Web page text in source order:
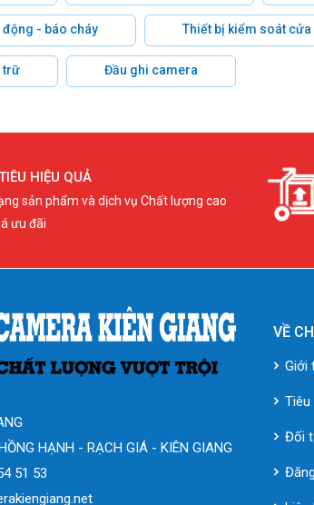
động - báo cháy Thiết bị kiểm soát cửa
trữ Đầu ghi camera
HIỆU QUẢ
sản phẩm và dịch vụ Chất lượng cao
ưu đãi
HẠNH - RẠCH GIÁ - KIÊN GIANG
51 53
VỀ
Giới
Tiêu
Đối